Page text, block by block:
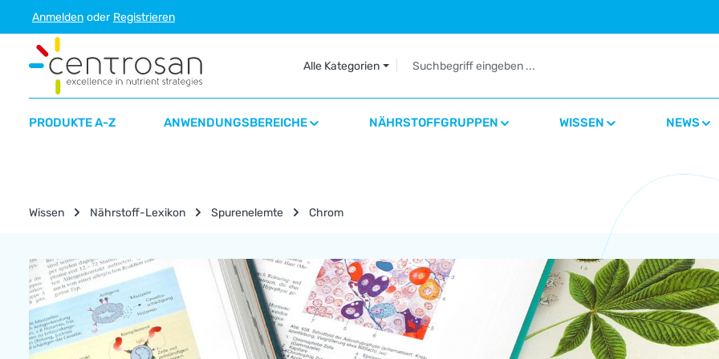
Hauptinhalt springen
Zur Suche springen
Zur Hauptnavigation springen
Anmelden oder Registrieren
Alle Kategorien
PRODUKTE A-Z ANWENDUNGSBEREICHE NÄHRSTOFFGRUPPEN WISSEN NEWS
Wissen Nährstoff-Lexikon Spurenelemte Chrom
Nährstoff-Lexikon